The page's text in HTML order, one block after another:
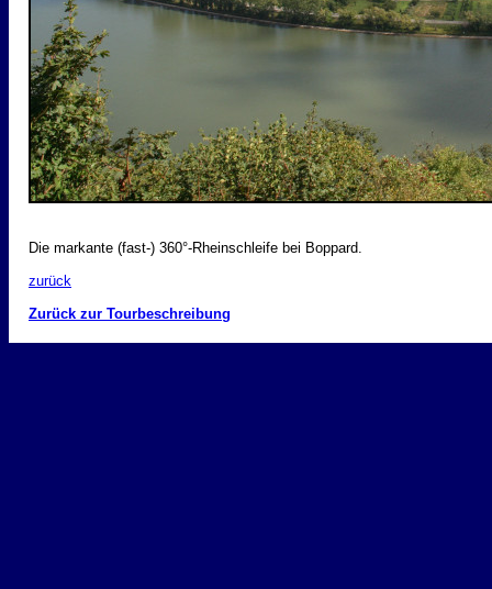
Die markante (fast-) 360°-Rheinschleife bei Boppard.
zurück
Zurück zur Tourbeschreibung